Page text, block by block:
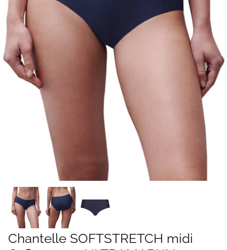
Chantelle SOFTSTRETCH midi